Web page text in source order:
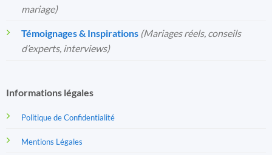
mariage)
Témoignages & Inspirations (Mariages réels, conseils
d’experts, interviews)
Informations légales
Politique de Confidentialité
Mentions Légales